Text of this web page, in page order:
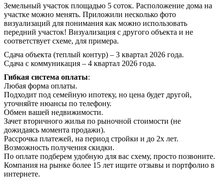
Земельный участок площадью 5 соток. Расположение дома на
участке можно менять. Приложили несколько фото
визуализаций для понимания как можно использовать
передний участок! Визуализация с другого объекта и не
соответствует схеме, для примера.
Сдача объекта (теплый контур) – 3 квартал 2026 года.
Сдача с коммуникация – 4 квартал 2026 года.
Гибкая система оплаты:
Любая форма оплаты.
Подходит под семейную ипотеку, но цена будет другой,
уточняйте нюансы по телефону.
Обмен вашей недвижимости.
Зачет вторичного жилья по рыночной стоимости (не
дожидаясь момента продажи).
Рассрочка платежей, на период стройки и до 2х лет.
Возможность получения скидки.
По оплате подберем удобную для вас схему, просто позвоните.
Компания на рынке более 15 лет ищите отзывы и портфолио в
интернете.